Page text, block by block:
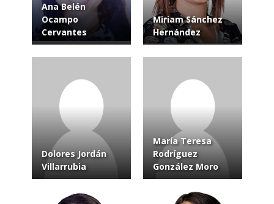
Ana Belén
Ocampo
Cervantes
Miriam Sánchez
Hernández
Dolores Jordán
Villarrubia
María Teresa
Rodríguez
González Moro